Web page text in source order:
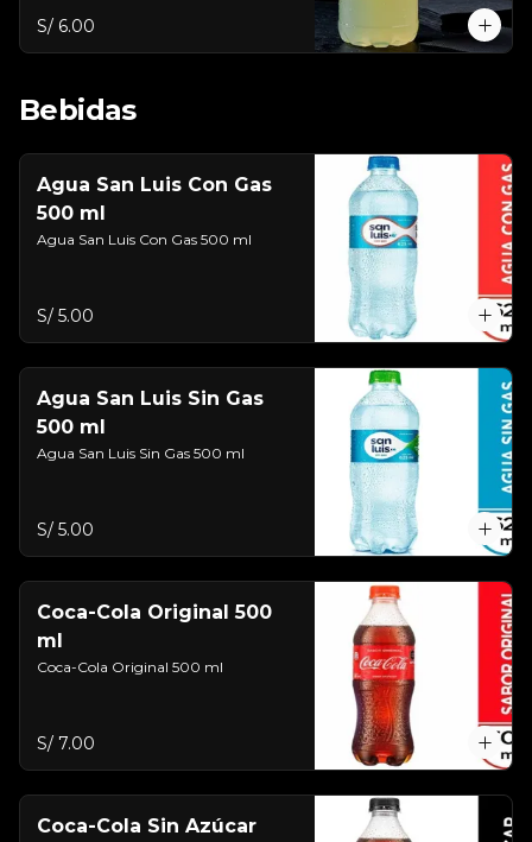
S/ 6.00
Bebidas
Agua San Luis Con Gas
500 ml
Agua San Luis Con Gas 500 ml
S/ 5.00
Agua San Luis Sin Gas
500 ml
Agua San Luis Sin Gas 500 ml
S/ 5.00
Coca-Cola Original 500
ml
Coca-Cola Original 500 ml
S/ 7.00
Coca-Cola Sin Azúcar